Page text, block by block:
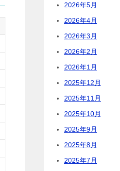
2026年5月
2026年4月
2026年3月
2026年2月
2026年1月
2025年12月
2025年11月
2025年10月
2025年9月
2025年8月
2025年7月